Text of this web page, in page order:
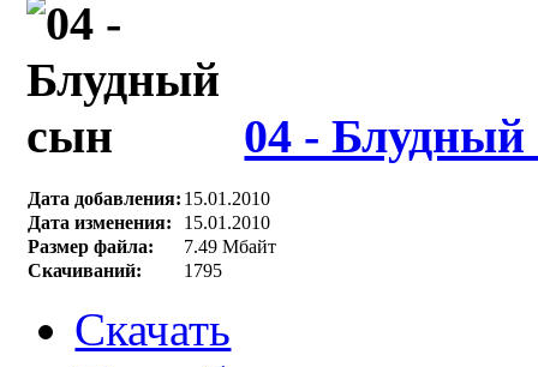
04 -
Дата добавления: 15.01.2010
Дата изменения:
15.01.2010
Размер файла:
7.49 Мбайт
Скачиваний:
1795
Скачать